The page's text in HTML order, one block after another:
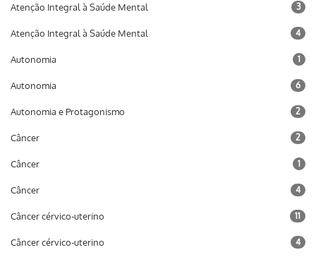
Atenção Integral à Saúde Mental 3
Atenção Integral à Saúde Mental 4
Autonomia 1
Autonomia 6
Autonomia e Protagonismo 2
Câncer 2
Câncer 1
Câncer 4
Câncer cérvico-uterino 11
Câncer cérvico-uterino 4